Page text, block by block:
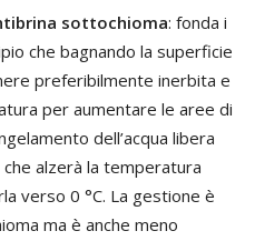
sottochioma: fonda i
che bagnando la superficie
preferibilmente inerbita e
per aumentare le aree di
dell’acqua libera
che alzerà la temperatura
verso 0 °C. La gestione è
ma è anche meno